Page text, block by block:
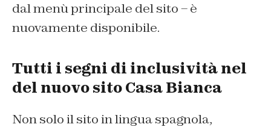
dal menù principale del sito – è
nuovamente disponibile.
Tutti i segni di inclusività nel
del nuovo sito Casa Bianca
Non solo il sito in lingua spagnola,